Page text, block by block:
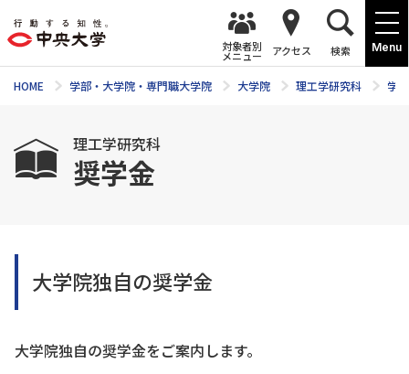
Menu
対象者別
メニュー アクセス 検索
HOME 学部・大学院・専門職大学院 大学院 理工学研究科 学
理工学研究科
奨学金
大学院独自の奨学金
大学院独自の奨学金をご案内します。